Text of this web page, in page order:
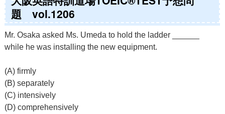
題 vol.1206
Mr. Osaka asked Ms. Umeda to hold the ladder ______
while he was installing the new equipment.
(A) firmly
(B) separately
(C) intensively
(D) comprehensively